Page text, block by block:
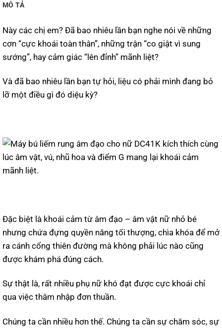
MÔ TẢ
Này các chị em? Đã bao nhiêu lần bạn nghe nói về những
cơn “cực khoái toàn thân”, những trận “co giật vì sung
sướng”, hay cảm giác “lên đỉnh” mãnh liệt?
Và đã bao nhiêu lần bạn tự hỏi, liệu có phải mình đang bỏ
lỡ một điều gì đó diệu kỳ?
Đặc biệt là khoái cảm từ âm đạo – âm vật nữ nhỏ bé
nhưng chứa đựng quyền năng tối thượng, chìa khóa để mở
ra cánh cổng thiên đường mà không phải lúc nào cũng
được khám phá đúng cách.
Sự thật là, rất nhiều phụ nữ khó đạt được cực khoái chỉ
qua việc thâm nhập đơn thuần.
Chúng ta cần nhiều hơn thế. Chúng ta cần sự chăm sóc, sự